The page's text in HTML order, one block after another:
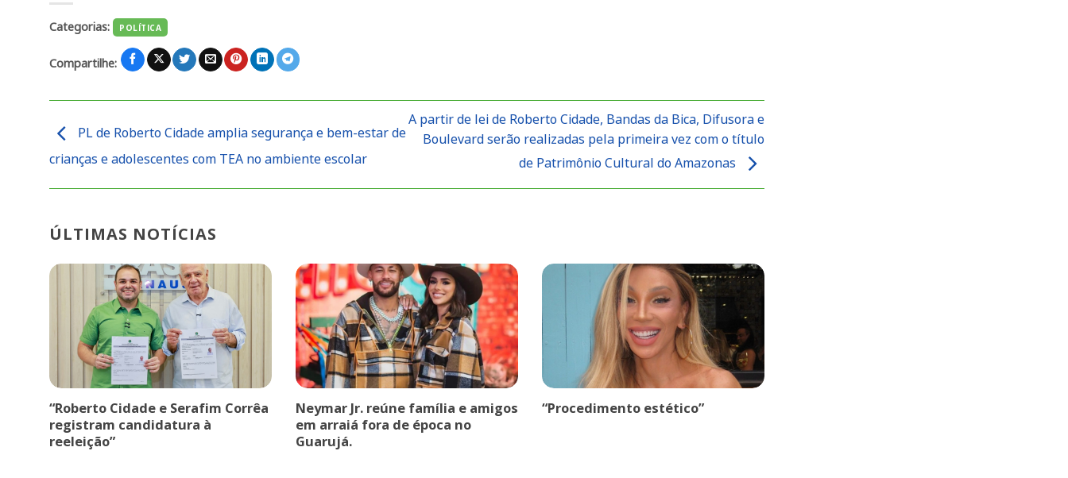
Categorias: POLÍTICA
Compartilhe:
PL de Roberto Cidade amplia segurança e bem-estar de
crianças e adolescentes com TEA no ambiente escolar
A partir de lei de Roberto Cidade, Bandas da Bica, Difusora e
Boulevard serão realizadas pela primeira vez com o título
de Patrimônio Cultural do Amazonas
ÚLTIMAS NOTÍCIAS
“Roberto Cidade e Serafim Corrêa
registram candidatura à
reeleição”
Neymar Jr. reúne família e amigos
em arraiá fora de época no
Guarujá.
“Procedimento estético”